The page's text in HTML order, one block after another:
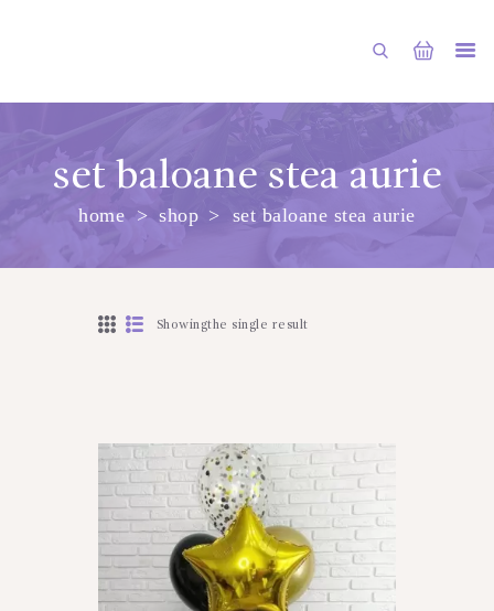
set baloane stea aurie
home shop set baloane stea aurie
PRINCIPALA
DESPRE NOI
Showingthe single result